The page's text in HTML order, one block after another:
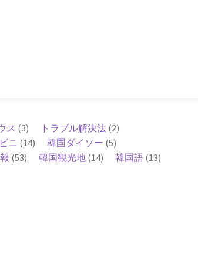
ス (3) トラブル解決法 (2)
ニ (14) 韓国ダイソー (5)
(53) 韓国観光地 (14) 韓国語 (13)